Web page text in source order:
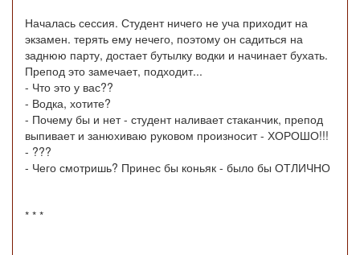
Началась сессия. Студент ничего не уча приходит на
экзамен. терять ему нечего, поэтому он садиться на
заднюю парту, достает бутылку водки и начинает бухать.
Препод это замечает, подходит...
- Что это у вас??
- Водка, хотите?
- Почему бы и нет - студент наливает стаканчик, препод
выпивает и занюхиваю руковом произносит - ХОРОШО!!!
- ???
- Чего смотришь? Принес бы коньяк - было бы ОТЛИЧНО
* * *